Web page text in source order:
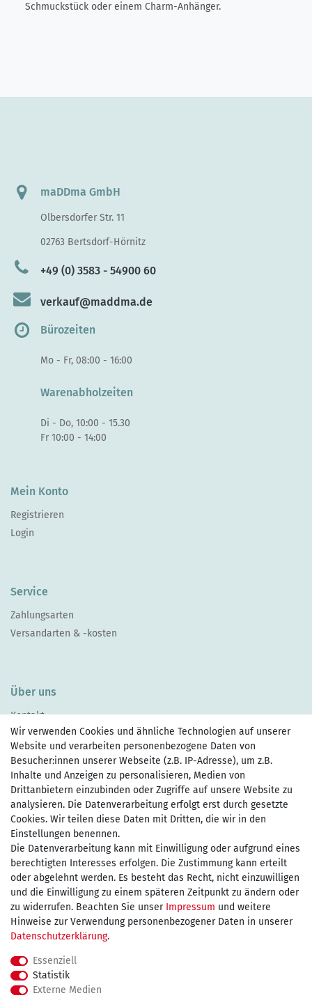
Schmuckstück oder einem Charm-Anhänger.
maDDma GmbH
Olbersdorfer Str. 11
02763 Bertsdorf-Hörnitz
+49 (0) 3583 - 54900 60
verkauf@maddma.de
Bürozeiten
Mo - Fr, 08:00 - 16:00
Warenabholzeiten
Di - Do, 10:00 - 15.30
Fr 10:00 - 14:00
Mein Konto
Registrieren
Login
Service
Zahlungsarten
Versandarten & -kosten
Über uns
Kontakt
Zahlen Sie bequem per
Wir versenden mit
kostenfreie Lieferung
innerhalb Deutschland ab 75€
Wir verwenden Cookies und ähnliche Technologien auf unserer
Website und verarbeiten personenbezogene Daten von
Besucher:innen unserer Webseite (z.B. IP-Adresse), um z.B.
Inhalte und Anzeigen zu personalisieren, Medien von
Drittanbietern einzubinden oder Zugriffe auf unsere Website zu
analysieren. Die Datenverarbeitung erfolgt erst durch gesetzte
Cookies. Wir teilen diese Daten mit Dritten, die wir in den
Einstellungen benennen.
Die Datenverarbeitung kann mit Einwilligung oder aufgrund eines
berechtigten Interesses erfolgen. Die Zustimmung kann erteilt
oder abgelehnt werden. Es besteht das Recht, nicht einzuwilligen
und die Einwilligung zu einem späteren Zeitpunkt zu ändern oder
zu widerrufen. Beachten Sie unser Impressum und weitere
Hinweise zur Verwendung personenbezogener Daten in unserer
Daten­schutz­erklärung.
Essenziell
Statistik
Externe Medien